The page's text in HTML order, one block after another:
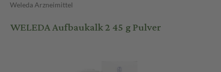
Weleda Arzneimittel
WELEDA Aufbaukalk 2 45 g Pulver